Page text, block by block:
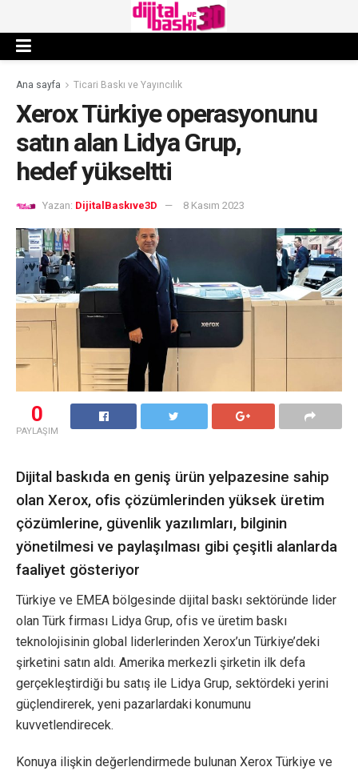
Ana sayfa Ticari Baskı ve Yayıncılık
Xerox Türkiye operasyonunu
satın alan Lidya Grup,
hedef yükseltti
Yazan: DijitalBaskıve3D 8 Kasım 2023
0
PAYLAŞIM
Dijital baskıda en geniş ürün yelpazesine sahip
olan Xerox, ofis çözümlerinden yüksek üretim
çözümlerine, güvenlik yazılımları, bilginin
yönetilmesi ve paylaşılması gibi çeşitli alanlarda
faaliyet gösteriyor
Türkiye ve EMEA bölgesinde dijital baskı sektöründe lider
olan Türk firması Lidya Grup, ofis ve üretim baskı
teknolojisinin global liderlerinden Xerox’un Türkiye’deki
şirketini satın aldı. Amerika merkezli şirketin ilk defa
gerçekleştirdiği bu satış ile Lidya Grup, sektördeki yerini
güçlendirerek, yeni pazarlardaki konumunu
kuvvetlendirecek.
Konuya ilişkin değerlendirmede bulunan Xerox Türkiye ve